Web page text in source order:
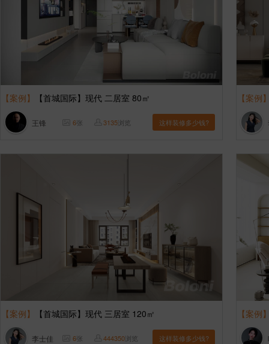
【案例】 【首城国际】现代 二居室 80㎡
王锋 6张 3135浏览 这样装修多少钱?
【案例
【案例】 【首城国际】现代 三居室 120㎡
李士佳 6张 444350浏览 这样装修多少钱?
【案例